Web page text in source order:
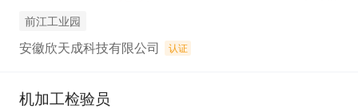
前江工业园
安徽欣天成科技有限公司 认证
机加工检验员